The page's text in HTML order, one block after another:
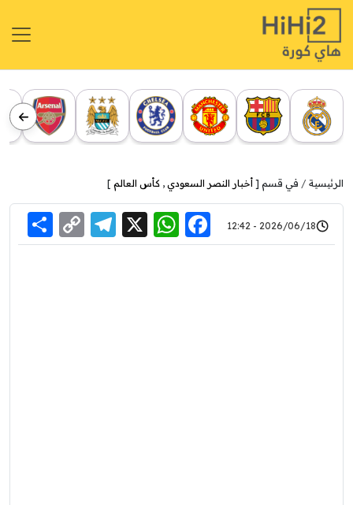
الرئيسية في قسم [ أخبار النصر السعودي , كأس العالم ]
2026/06/18 - 12:42
Facebook
WhatsApp
X
Link